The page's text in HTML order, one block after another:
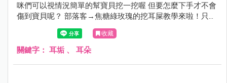
咪們可以視情況簡單的幫寶貝挖一挖喔 但要怎麼下手才不會
傷到寶貝呢？ 部落客→焦糖綠玫瑰的挖耳屎教學來啦！只要
準備棉花棒＆凡士林就可以開始囉～～～
收藏
關鍵字： 耳垢 、 耳朵